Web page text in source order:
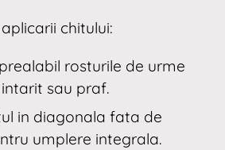
chitului:
rosturile de urme
sau praf.
in diagonala fata de
umplere integrala.